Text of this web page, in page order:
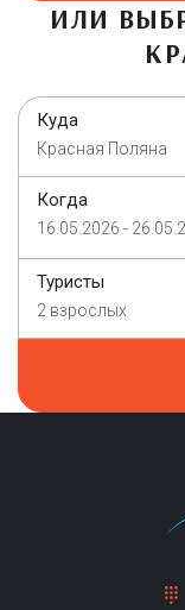
ИЛИ
Куда
Красная Поляна
Когда
16.05.2026 -
Туристы
2 взрослых